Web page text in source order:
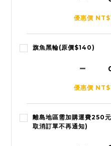
優惠價
旗魚黑輪(原價$140)
優惠價
離島地區需加購運費250
取消訂單不再通知)